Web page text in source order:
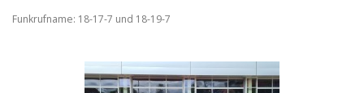
Funkrufname: 18-17-7 und 18-19-7